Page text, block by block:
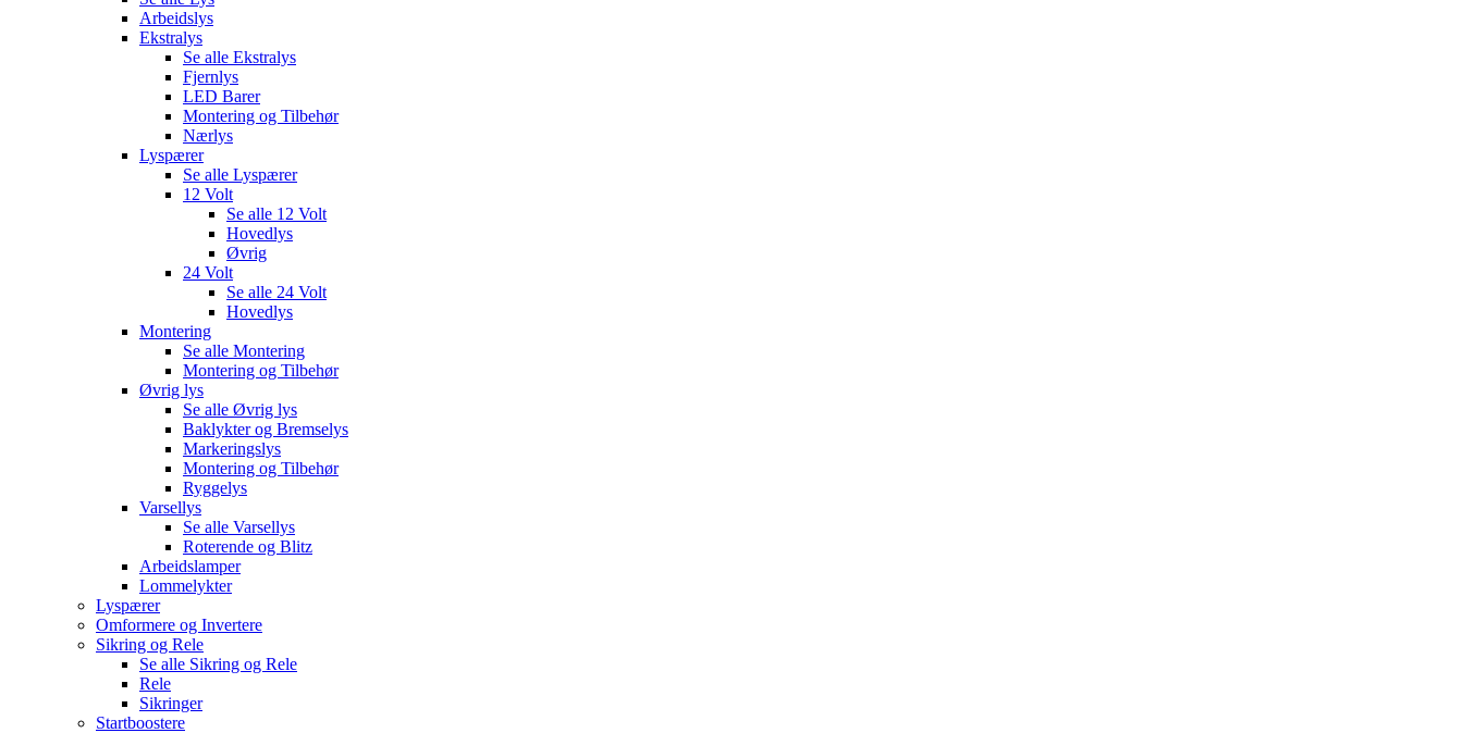
Arbeidslys
Ekstralys
Se alle Ekstralys
Fjernlys
LED Barer
Montering og Tilbehør
Nærlys
Lyspærer
Se alle Lyspærer
12 Volt
Se alle 12 Volt
Hovedlys
Øvrig
24 Volt
Se alle 24 Volt
Hovedlys
Montering
Se alle Montering
Montering og Tilbehør
Øvrig lys
Se alle Øvrig lys
Baklykter og Bremselys
Markeringslys
Montering og Tilbehør
Ryggelys
Varsellys
Se alle Varsellys
Roterende og Blitz
Arbeidslamper
Lommelykter
Lyspærer
Omformere og Invertere
Sikring og Rele
Se alle Sikring og Rele
Rele
Sikringer
Startboostere